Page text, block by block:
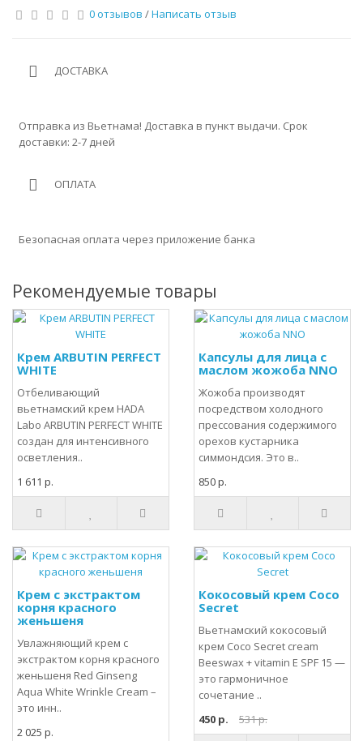
0 отзывов /Написать отзыв
ДОСТАВКА
Отправка из Вьетнама! Доставка в пункт выдачи. Срок
доставки: 2-7 дней
ОПЛАТА
Безопасная оплата через приложение банка
Рекомендуемые товары
Крем ARBUTIN PERFECT
WHITE
Отбеливающий
вьетнамский крем HADA
Labo ARBUTIN PERFECT WHITE
создан для интенсивного
осветления..
1 611 р.
Капсулы для лица с
маслом жожоба NNO
Жожоба производят
посредством холодного
прессования содержимого
орехов кустарника
симмондсия. Это в..
850 р.
Крем с экстрактом
корня красного
женьшеня
Увлажняющий крем с
экстрактом корня красного
женьшеня Red Ginseng
Aqua White Wrinkle Cream –
это инн..
2 025 р.
Кокосовый крем Coco
Secret
Вьетнамский кокосовый
крем Coco Secret cream
Beeswax + vitamin E SPF 15 —
это гармоничное
сочетание ..
450 р.
531 р.